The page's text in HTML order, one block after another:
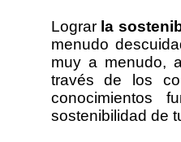
Lograr la
menudo
muy a menudo,
través de los
conocimientos
sostenibilidad de